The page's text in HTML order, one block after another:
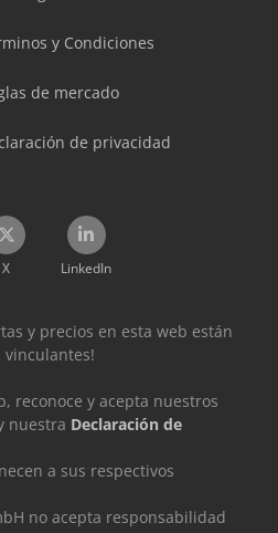
y Condiciones
de mercado
de privacidad
X LinkedIn
y precios en esta web están
vinculantes!
reconoce y acepta nuestros
nuestra Declaración de
a sus respectivos
no acepta responsabilidad